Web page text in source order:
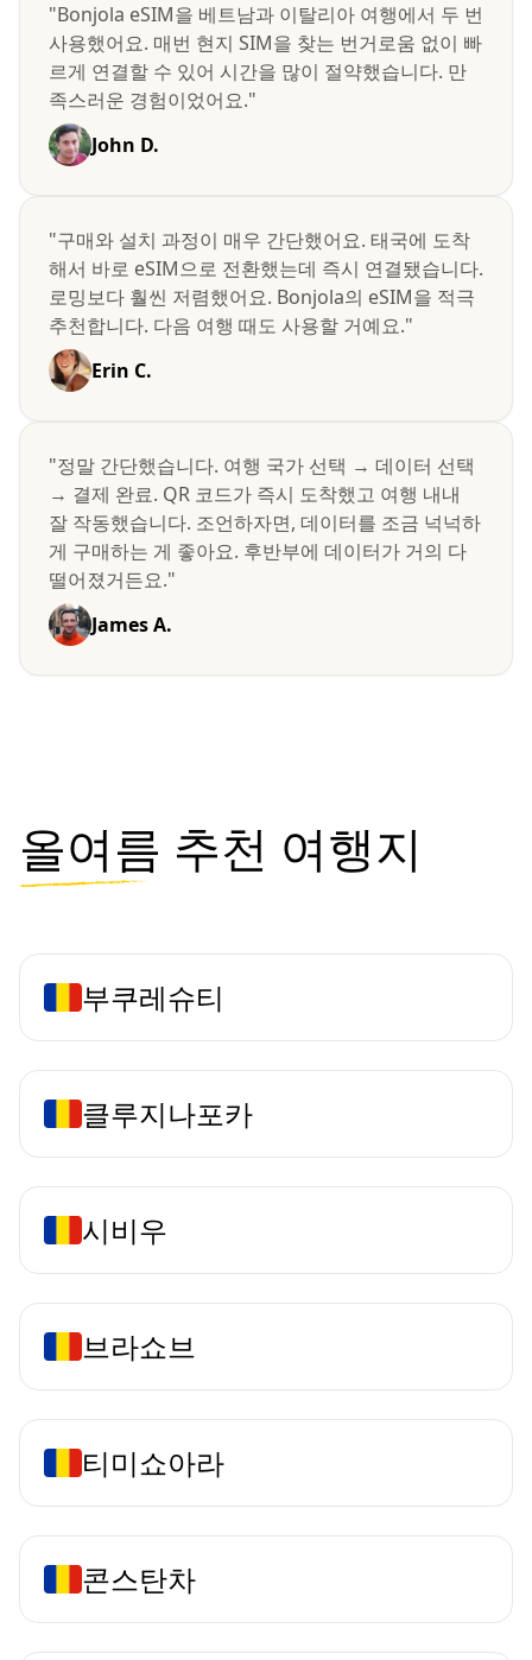
"Bonjola eSIM을 베트남과 이탈리아 여행에서 두 번
사용했어요. 매번 현지 SIM을 찾는 번거로움 없이 빠
르게 연결할 수 있어 시간을 많이 절약했습니다. 만
족스러운 경험이었어요."
John D.
"구매와 설치 과정이 매우 간단했어요. 태국에 도착
해서 바로 eSIM으로 전환했는데 즉시 연결됐습니다.
로밍보다 훨씬 저렴했어요. Bonjola의 eSIM을 적극
추천합니다. 다음 여행 때도 사용할 거예요."
Erin C.
"정말 간단했습니다. 여행 국가 선택 → 데이터 선택
→ 결제 완료. QR 코드가 즉시 도착했고 여행 내내
잘 작동했습니다. 조언하자면, 데이터를 조금 넉넉하
게 구매하는 게 좋아요. 후반부에 데이터가 거의 다
떨어졌거든요."
James A.
올여름 추천 여행지
부쿠레슈티
클루지나포카
시비우
브라쇼브
티미쇼아라
콘스탄차